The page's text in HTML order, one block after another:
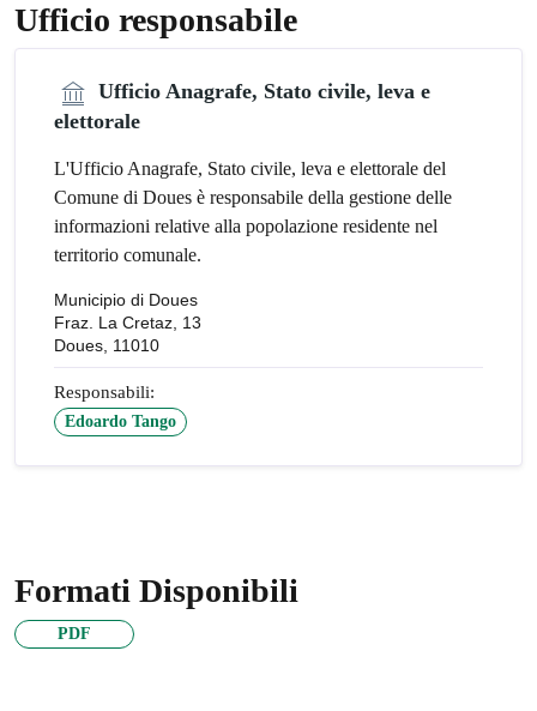
Ufficio responsabile
Ufficio Anagrafe, Stato civile, leva e
elettorale
L'Ufficio Anagrafe, Stato civile, leva e elettorale del
Comune di Doues è responsabile della gestione delle
informazioni relative alla popolazione residente nel
territorio comunale.
Municipio di Doues
Fraz. La Cretaz, 13
Doues, 11010
Responsabili:
Edoardo Tango
Formati Disponibili
PDF